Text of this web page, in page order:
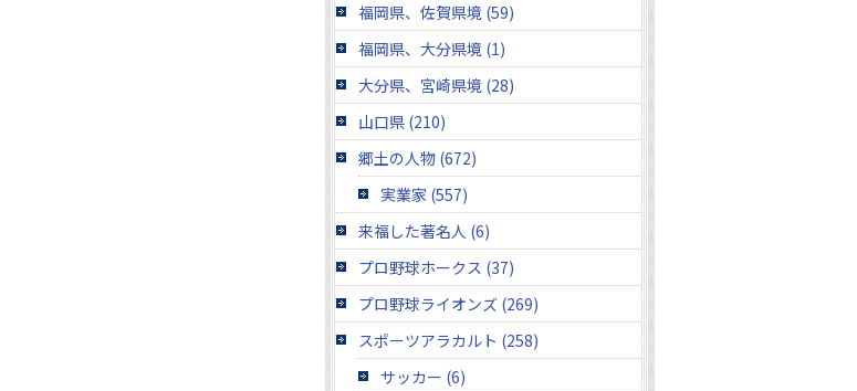
福岡県、佐賀県境 (59)
福岡県、大分県境 (1)
大分県、宮崎県境 (28)
山口県 (210)
郷土の人物 (672)
実業家 (557)
来福した著名人 (6)
プロ野球ホークス (37)
プロ野球ライオンズ (269)
スポーツアラカルト (258)
サッカー (6)